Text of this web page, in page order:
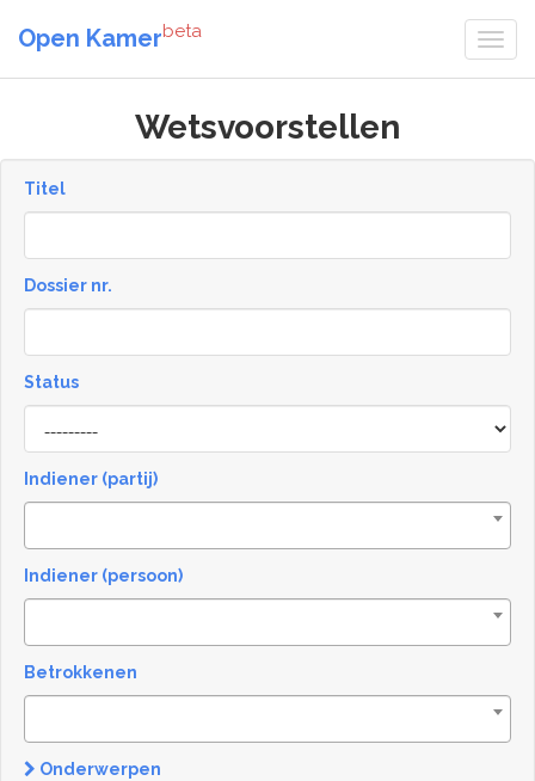
Open Kamerbeta
Wetsvoorstellen
Titel
Dossier nr.
Status
Status
Indiener (partij)
Indiener (persoon)
Betrokkenen
Onderwerpen